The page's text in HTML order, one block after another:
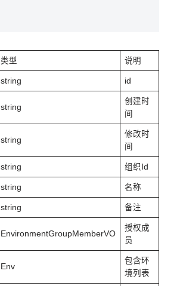
类型 说明
string id
string
创建时
间
string
修改时
间
string 组织Id
string 名称
string 备注
EnvironmentGroupMemberVO
授权成
员
Env
包含环
境列表